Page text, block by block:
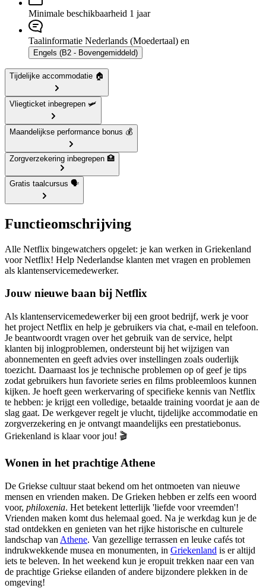
Minimale beschikbaarheid 1 jaar
Taalinformatie Nederlands (Moedertaal) en
Engels (B2 - Bovengemiddeld)
Tijdelijke accommodatie 🏠
Vliegticket inbegrepen 🛩️
Maandelijkse performance bonus 💰
Zorgverzekering inbegrepen 🏥
Gratis taalcursus 🗣️
Functieomschrijving
Alle Netflix bingewatchers opgelet: je kan werken in Griekenland
voor Netflix! Help Nederlandse klanten met vragen en problemen
als klantenservicemedewerker.
Jouw nieuwe baan bij Netflix
Als klantenservicemedewerker bij een groot bedrijf, werk je voor
het project Netflix en help je gebruikers via chat, e-mail en telefoon.
Je beantwoordt vragen over het gebruik van de service, helpt
klanten bij inlogproblemen, ondersteunt bij het wijzigen van
abonnementen en geeft advies over instellingen zoals ouderlijk
toezicht. Daarnaast los je technische problemen op of geef je tips
zodat gebruikers hun favoriete series en films probleemloos kunnen
kijken. Je hoeft geen werkervaring of specifieke kennis van Netflix
te hebben: je krijgt een volledige, betaalde training voordat je aan de
slag gaat. De werkgever regelt je vlucht, tijdelijke accommodatie en
zorgverzekering en je ontvangt maandelijks een prestatiebonus.
Griekenland is klaar voor jou! 🎬
Wonen in het prachtige Athene
De Griekse cultuur staat bekend om het ontmoeten van nieuwe
mensen en vrienden maken. De Grieken hebben er zelfs een woord
voor, philoxenia. Het betekent letterlijk 'liefde voor vreemden'!
Vrienden maken komt dus helemaal goed. Na je werkdag kun je de
stad ontdekken en genieten van het rijke historische en culturele
landschap van Athene. Van gezellige terrassen en leuke cafés tot
indrukwekkende musea en monumenten, in Griekenland is er altijd
iets te beleven. In het weekend kun je eropuit trekken naar een van
de prachtige Griekse eilanden of andere bijzondere plekken in de
omgeving!